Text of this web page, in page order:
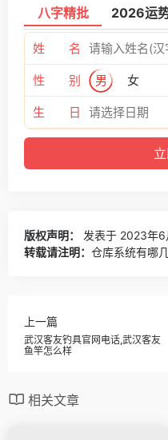
八字精批 2026运
姓 名
性 别 男 女
生 日
版权声明：
发表于 2023年6
转载请注明： 仓库系统有哪
上一篇
武汉客友钓具官网电话,武汉客友
鱼竿怎么样
相关文章